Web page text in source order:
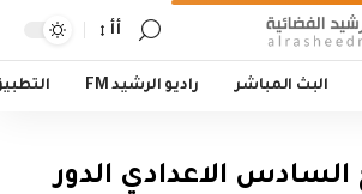
أأ
البث المباشر راديو الرشيد FM
السادس الاعدادي الدور